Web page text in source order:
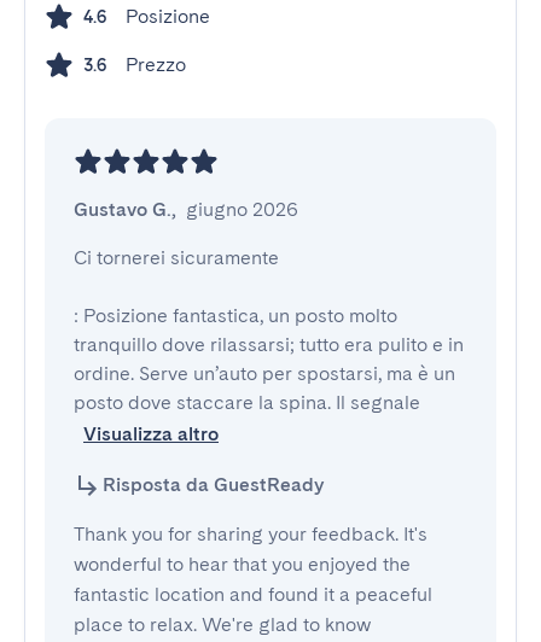
4.6 Posizione
3.6 Prezzo
Gustavo G., giugno 2026
Ci tornerei sicuramente
: Posizione fantastica, un posto molto
tranquillo dove rilassarsi; tutto era pulito e in
ordine. Serve un’auto per spostarsi, ma è un
posto dove staccare la spina. Il segnale
Visualizza altro
Risposta da GuestReady
Thank you for sharing your feedback. It's
wonderful to hear that you enjoyed the
fantastic location and found it a peaceful
place to relax. We're glad to know